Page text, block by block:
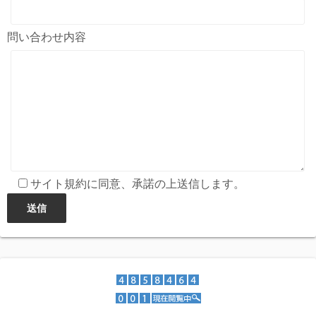
問い合わせ内容
サイト規約に同意、承諾の上送信します。